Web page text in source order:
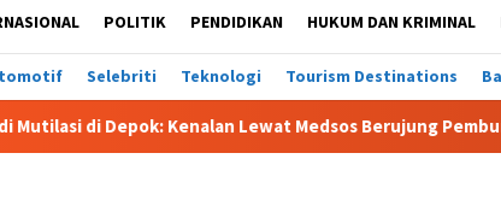
POLITIK PENDIDIKAN HUKUM DAN KRIMINAL
Selebriti Teknologi Tourism Destinations
Kenalan Lewat Medsos Berujung Pembunuhan, Pelaku